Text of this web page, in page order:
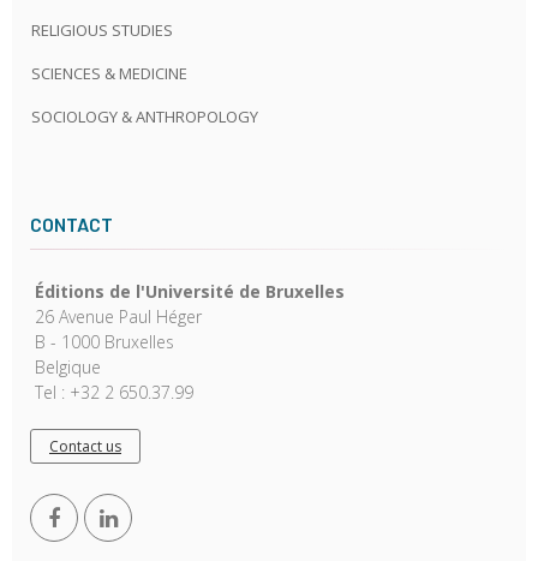
RELIGIOUS STUDIES
SCIENCES & MEDICINE
SOCIOLOGY & ANTHROPOLOGY
CONTACT
Éditions de l'Université de Bruxelles
26 Avenue Paul Héger
B - 1000 Bruxelles
Belgique
Tel : +32 2 650.37.99
Contact us